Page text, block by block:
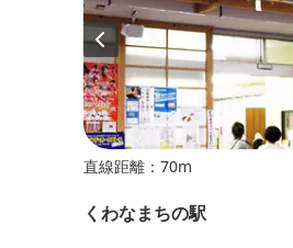
直線距離：70m
くわなまちの駅